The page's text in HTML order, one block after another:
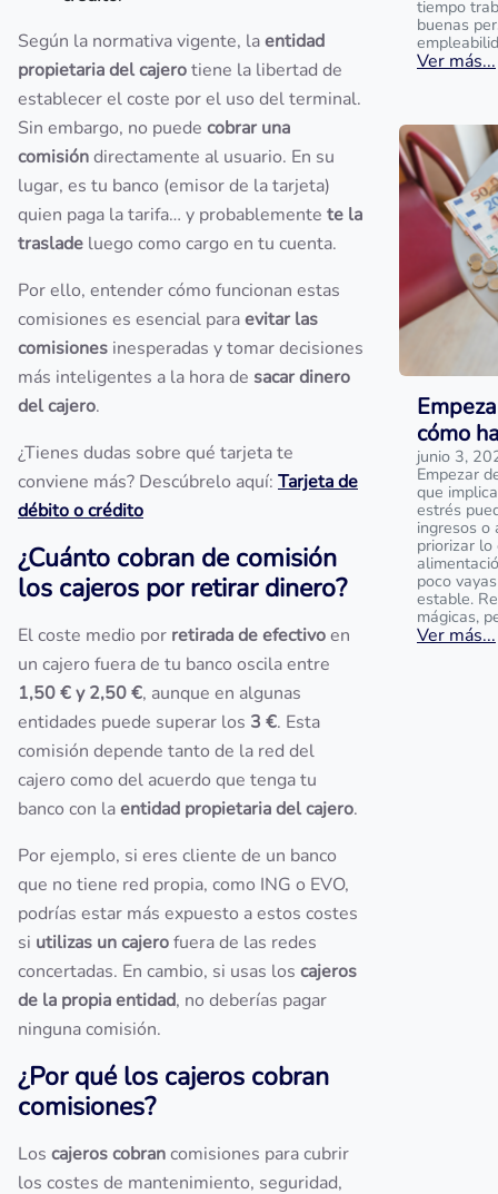
Según la normativa vigente, laentidad
propietaria del cajerotiene la libertad de
establecer el coste por el uso del terminal.
Sin embargo, no puede cobrar una
comisióndirectamente al usuario. En su
lugar, es tu banco (emisor de la tarjeta)
quien paga la tarifa… y probablemente te la
traslade luego como cargo en tu cuenta.
Por ello, entender cómo funcionan estas
comisiones es esencial paraevitar las
comisiones inesperadas y tomar decisiones
más inteligentes a la hora de sacar dinero
del cajero.
¿Tienes dudas sobre qué tarjeta te
conviene más? Descúbrelo aquí: Tarjeta de
débito o crédito
¿Cuánto cobran de comisión
los cajeros por retirar dinero?
El coste medio por retirada de efectivoen
un cajero fuera de tu banco oscila entre
1,50 € y 2,50 €, aunque en algunas
entidades puede superar los 3 €. Esta
comisión depende tanto de la red del
cajero como del acuerdo que tenga tu
banco con laentidad propietaria del cajero.
Por ejemplo, si eres cliente de un banco
que no tiene red propia, como ING o EVO,
podrías estar más expuesto a estos costes
si utilizas un cajerofuera de las redes
concertadas. En cambio, si usas los cajeros
de la propia entidad, no deberías pagar
ninguna comisión.
¿Por qué los cajeros cobran
comisiones?
Los cajeros cobrancomisiones para cubrir
los costes de mantenimiento, seguridad,
tiempo
buenas
Ver más...
cómo
junio 3,
Empezar
que
estrés
ingresos o
priorizar lo
poco
estable.
mágicas,
Ver más...